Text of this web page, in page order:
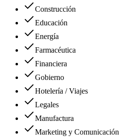
Construcción
Educación
Energía
Farmacéutica
Financiera
Gobierno
Hotelería / Viajes
Legales
Manufactura
Marketing y Comunicación